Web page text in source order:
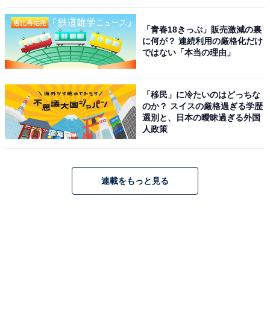
「青春18きっぷ」販売激減の裏
に何が？ 連続利用の厳格化だけ
ではない「本当の理由」
「移民」に冷たいのはどっちな
のか？ スイスの厳格過ぎる学歴
選別と、日本の曖昧過ぎる外国
人政策
連載をもっと見る